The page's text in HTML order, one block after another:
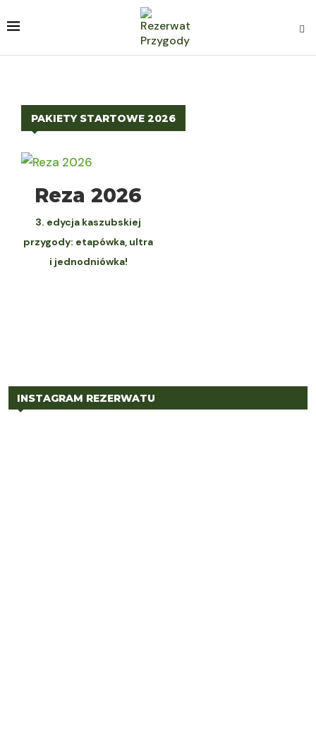
PAKIETY STARTOWE 2026
WYBIERZ
Reza 2026
3. edycja kaszubskiej
przygody: etapówka, ultra
i jednodniówka!
INSTAGRAM REZERWATU